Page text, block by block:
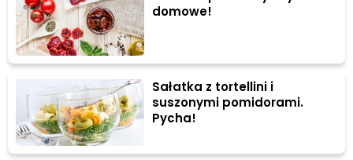
domowe!
Sałatka z tortellini i
suszonymi pomidorami.
Pycha!